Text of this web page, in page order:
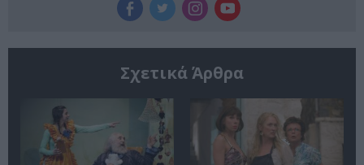
Σχετικά Άρθρα